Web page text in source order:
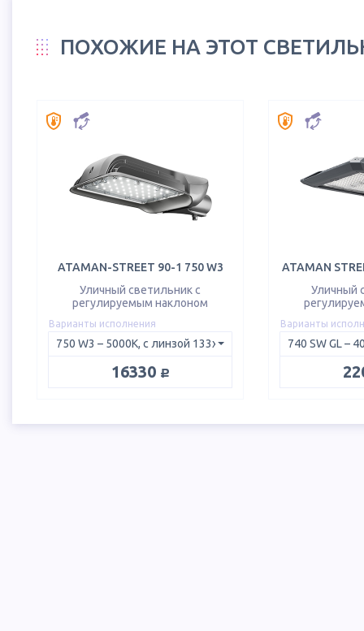
ПОХОЖИЕ НА ЭТОТ
ATAMAN-STREET 90-1 750 W3
Уличный светильник с
регулируемым наклоном
Варианты исполнения
16330 руб.
ATAMAN
Уличный
Варианты